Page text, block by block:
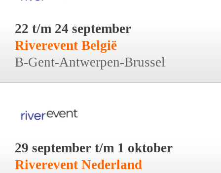
22 t/m 24 september
Riverevent België
B-Gent-Antwerpen-Brussel
29 september t/m 1 oktober
Riverevent Nederland